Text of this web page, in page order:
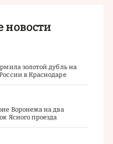
новости
золотой дубль на
в Краснодаре
Воронежа на два
Ясного проезда